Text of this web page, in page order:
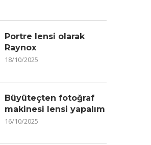
Portre lensi olarak
Raynox
18/10/2025
Büyüteçten fotoğraf
makinesi lensi yapalım
16/10/2025